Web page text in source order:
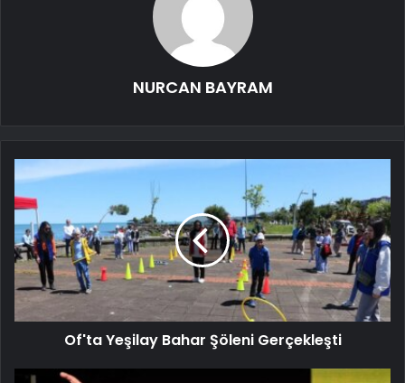
NURCAN BAYRAM
Of'ta Yeşilay Bahar Şöleni Gerçekleşti